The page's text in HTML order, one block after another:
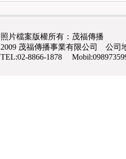
照片檔案版權所有：茂福傳播
2009 茂福傳播事業有限公司 公司
TEL:02-8866-1878